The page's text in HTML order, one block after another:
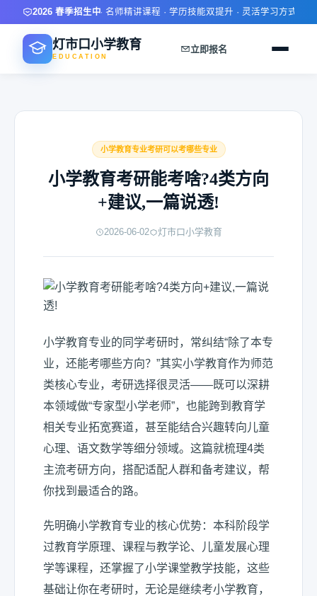
2026 春季招生中
限时报名优惠 · 名师精讲课程 · 学历技能双提升 · 灵活学习方式 · 就业
灯市口小学教育
EDUCATION
立即报名
小学教育专业考研可以考哪些专业
小学教育考研能考啥?4类方向
+建议,一篇说透!
2026-06-02 灯市口小学教育
小学教育专业的同学考研时，常纠结“除了本专
业，还能考哪些方向？”其实小学教育作为师范
类核心专业，考研选择很灵活——既可以深耕
本领域做“专家型小学老师”，也能跨到教育学
相关专业拓宽赛道，甚至能结合兴趣转向儿童
心理、语文数学等细分领域。这篇就梳理4类
主流考研方向，搭配适配人群和备考建议，帮
你找到最适合的路。
先明确小学教育专业的核心优势：本科阶段学
过教育学原理、课程与教学论、儿童发展心理
学等课程，还掌握了小学课堂教学技能，这些
基础让你在考研时，无论是继续考小学教育，